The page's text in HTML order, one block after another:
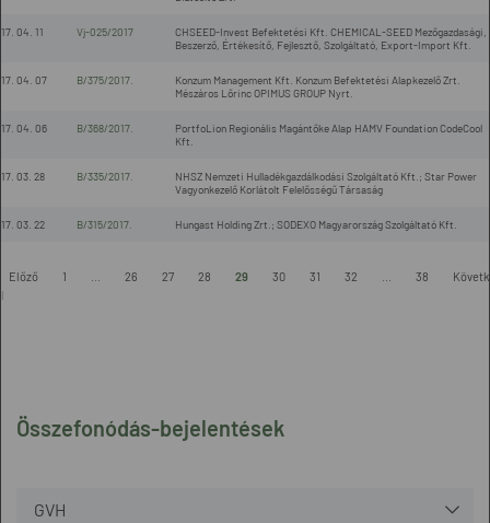
Összefonódás-bejelentések
GVH
04. 11 Vj-025/2017
CHSEED-Invest Befektetési Kft. CHEMICAL-SEED Mezőgazdasági,
Beszerző, Értékesítő, Fejlesztő, Szolgáltató, Export-Import Kft.
04. 07 B/375/2017.
Konzum Management Kft. Konzum Befektetési Alapkezelő Zrt.
Mészáros Lőrinc OPIMUS GROUP Nyrt.
04. 06 B/368/2017.
PortfoLion Regionális Magántőke Alap HAMV Foundation CodeCool
Kft.
03. 28 B/335/2017.
NHSZ Nemzeti Hulladékgazdálkodási Szolgáltató Kft.; Star Power
Vagyonkezelő Korlátolt Felelősségű Társaság
03. 22 B/315/2017. Hungast Holding Zrt.; SODEXO Magyarország Szolgáltató Kft.
Előző 1 26 27 28 29 30 31 32 38